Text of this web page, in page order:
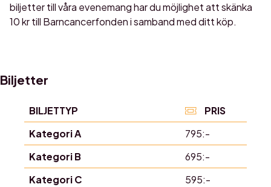
biljetter till våra evenemang har du möjlighet att skänka
10 kr till Barncancerfonden i samband med ditt köp.
Biljetter
BILJETTYP
PRIS
Kategori A
795:-
Kategori B
695:-
Kategori C
595:-